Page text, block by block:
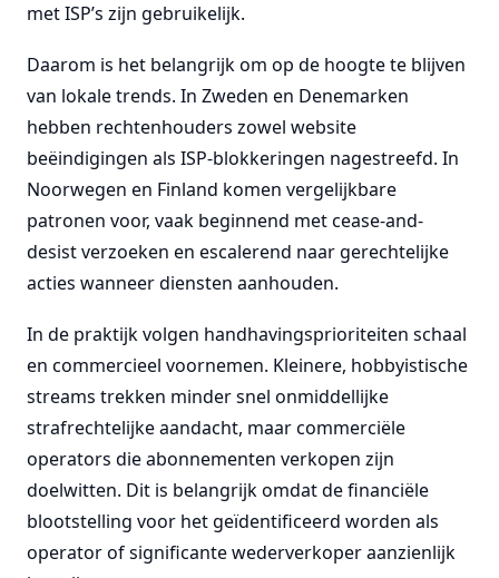
met ISP’s zijn gebruikelijk.
Daarom is het belangrijk om op de hoogte te blijven
van lokale trends. In Zweden en Denemarken
hebben rechtenhouders zowel website
beëindigingen als ISP-blokkeringen nagestreefd. In
Noorwegen en Finland komen vergelijkbare
patronen voor, vaak beginnend met cease-and-
desist verzoeken en escalerend naar gerechtelijke
acties wanneer diensten aanhouden.
In de praktijk volgen handhavingsprioriteiten schaal
en commercieel voornemen. Kleinere, hobbyistische
streams trekken minder snel onmiddellijke
strafrechtelijke aandacht, maar commerciële
operators die abonnementen verkopen zijn
doelwitten. Dit is belangrijk omdat de financiële
blootstelling voor het geïdentificeerd worden als
operator of significante wederverkoper aanzienlijk